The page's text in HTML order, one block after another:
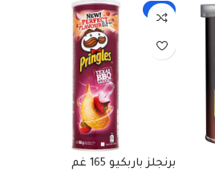
-11%
برنجلز باربكيو 165 غم